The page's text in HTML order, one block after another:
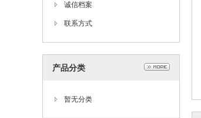
诚信档案
联系方式
产品分类
暂无分类